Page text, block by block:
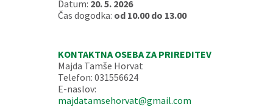
Datum: 20. 5. 2026
Čas dogodka: od 10.00 do 13.00
KONTAKTNA OSEBA ZA PRIREDITEV
Majda Tamše Horvat
Telefon: 031556624
E-naslov:
majdatamsehorvat@gmail.com